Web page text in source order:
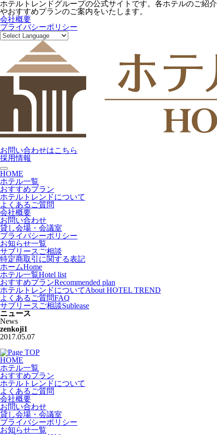
ホテルトレンドグループの公式サイトです。各ホテルのご紹介
やおすすめプランのご案内をいたします。
会社概要
プライバシーポリシー
お問い合わせはこちら
採用情報
toggle navigation
HOME
ホテル一覧
おすすめプラン
ホテルトレンドについて
よくあるご質問
会社概要
お問い合わせ
貸し会場・会議室
プライバシーポリシー
お知らせ一覧
サブリースご相談
特定商取引に関する表記
ホームHome
ホテル一覧Hotel list
おすすめプランRecommended plan
ホテルトレンドについてAbout HOTEL TREND
よくあるご質問FAQ
サブリースご相談Sublease
ニュース
News
zenkoji1
2017.05.07
HOME
ホテル一覧
おすすめプラン
ホテルトレンドについて
よくあるご質問
会社概要
お問い合わせ
貸し会場・会議室
プライバシーポリシー
お知らせ一覧